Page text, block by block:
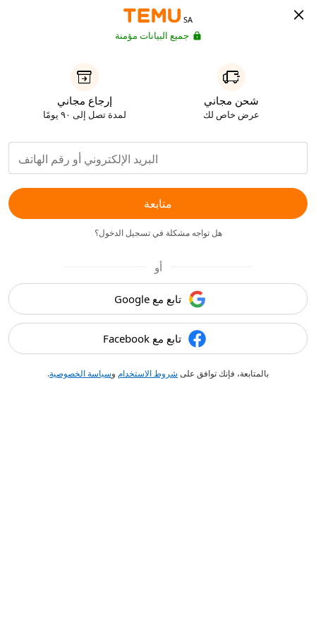
SA
جميع البيانات مؤمنة
شحن مجاني
عرض خاص لك
إرجاع مجاني
لمدة تصل إلى ٩٠ يومًا
متابعة
هل تواجه مشكلة في تسجيل الدخول؟
أو
تابع مع Google
تابع مع Facebook
بالمتابعة، فإنك توافق على شروط الاستخدام وسياسة الخصوصية.